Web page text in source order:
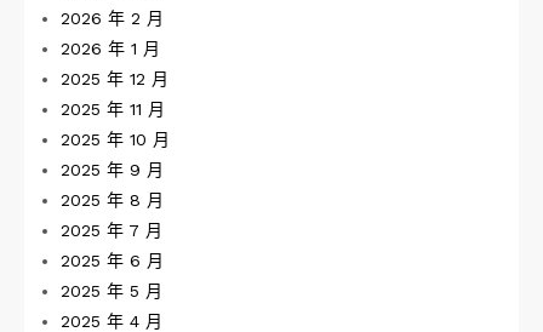
2026 年 2 月
2026 年 1 月
2025 年 12 月
2025 年 11 月
2025 年 10 月
2025 年 9 月
2025 年 8 月
2025 年 7 月
2025 年 6 月
2025 年 5 月
2025 年 4 月